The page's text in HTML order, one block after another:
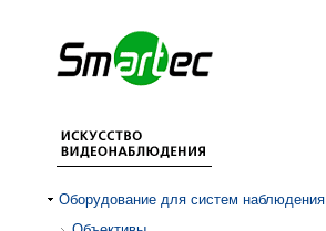
Оборудование для систем наблюдения